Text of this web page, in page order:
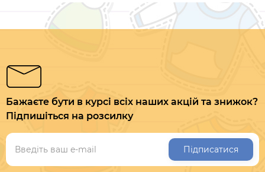
Бажаєте бути в курсі всіх наших акцій та знижок?
Підпишіться на розсилку
Підписатися